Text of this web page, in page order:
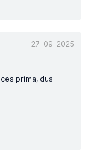
27-09-2025
prima, dus